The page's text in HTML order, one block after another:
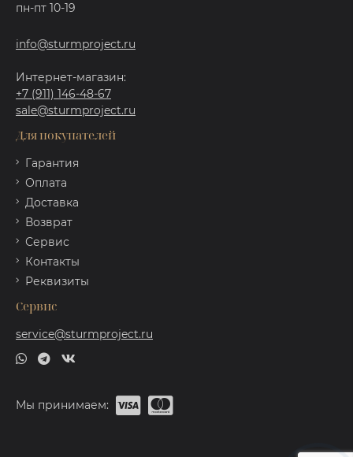
пн-пт 10-19
info@sturmproject.ru
Интернет-магазин:
+7 (911) 146-48-67
sale@sturmproject.ru
Для покупателей
Гарантия
Оплата
Доставка
Возврат
Сервис
Контакты
Реквизиты
Сервис
service@sturmproject.ru
Мы принимаем: